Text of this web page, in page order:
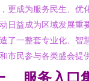
更成为服务民生、优
日益成为区域发展重
了一整套专业化、智
市民参与各类盛会提
、 服务入口